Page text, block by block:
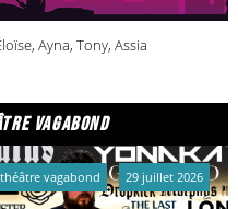
Ayna, Tony, Assia
vagabond
vagabond 29 juillet 2026